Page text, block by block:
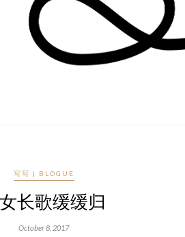
写写 | BLOGUE
长歌缓缓归
October 8, 2017